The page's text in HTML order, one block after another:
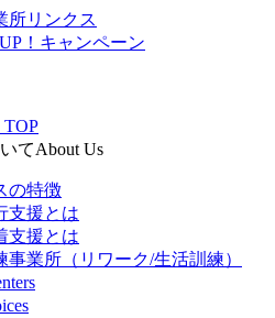
TOP
てAbout Us
の特徴
支援とは
支援とは
事業所（リワーク/生活訓練）